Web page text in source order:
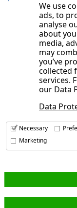
We use
ads, to
analyse
about
media,
may
you’ve
collected
services.
our Data
Data
Necessary
Marketing
IMPRESSUM
UNSERE
KONTAKT
NORMA